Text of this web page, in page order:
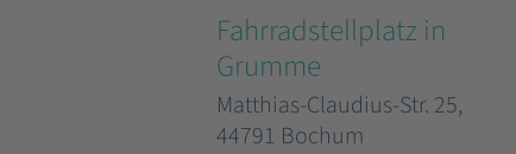
Fahrradstellplatz in
Grumme
Matthias-Claudius-Str. 25,
44791 Bochum